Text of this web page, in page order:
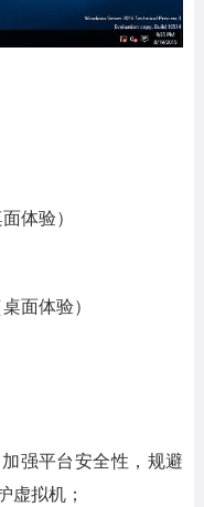
体验）
面体验）
强平台安全性，规避
虚拟机；